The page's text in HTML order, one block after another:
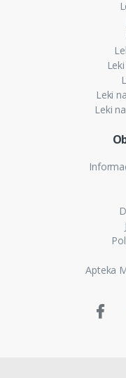
Leki
Leki
Apteka